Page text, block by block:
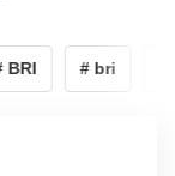
# bri